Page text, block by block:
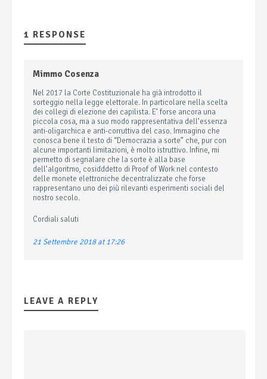
1 RESPONSE
Mimmo Cosenza
Nel 2017 la Corte Costituzionale ha già introdotto il
sorteggio nella legge elettorale. In particolare nella scelta
dei collegi di elezione dei capilista. E’ forse ancora una
piccola cosa, ma a suo modo rappresentativa dell’essenza
anti-oligarchica e anti-corruttiva del caso. Immagino che
conosca bene il testo di “Democrazia a sorte” che, pur con
alcune importanti limitazioni, è molto istruttivo. Infine, mi
permetto di segnalare che la sorte è alla base
dell’algoritmo, cosidddetto di Proof of Work nel contesto
delle monete elettroniche decentralizzate che forse
rappresentano uno dei più rilevanti esperimenti sociali del
nostro secolo.
Cordiali saluti
21 Settembre 2018 at 17:26
LEAVE A REPLY